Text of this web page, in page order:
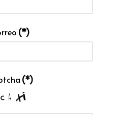
(*)
(*)